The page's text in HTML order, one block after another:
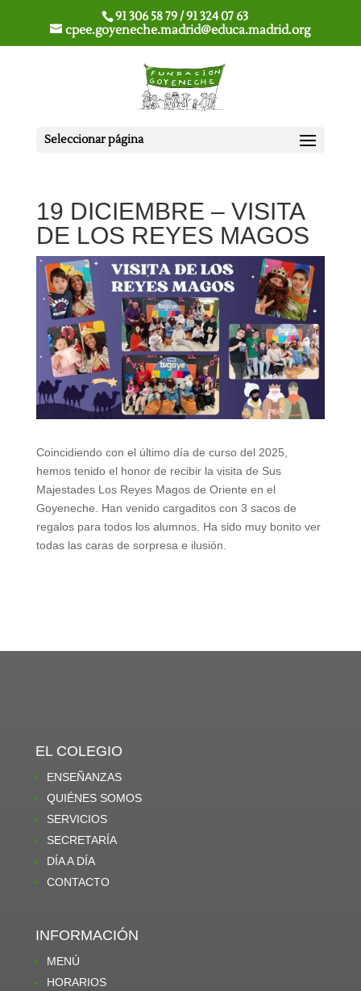
91 306 58 79 / 91 324 07 63
cpee.goyeneche.madrid@educa.madrid.org
Seleccionar página
19 DICIEMBRE – VISITA
DE LOS REYES MAGOS
Coincidiendo con el último día de curso del 2025,
hemos tenido el honor de recibir la visita de Sus
Majestades Los Reyes Magos de Oriente en el
Goyeneche. Han venido cargaditos con 3 sacos de
regalos para todos los alumnos. Ha sido muy bonito ver
todas las caras de sorpresa e ilusión.
EL COLEGIO
ENSEÑANZAS
QUIÉNES SOMOS
SERVICIOS
SECRETARÍA
DÍA A DÍA
CONTACTO
INFORMACIÓN
MENÚ
HORARIOS